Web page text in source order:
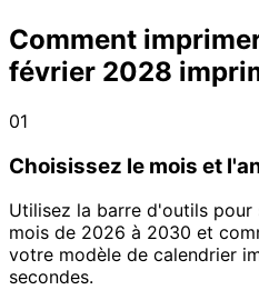
Comment
février 2028
01
Choisissez le mois et
Utilisez la barre d'outils
mois de 2026 à 2030 et
votre modèle de calendrier
secondes.